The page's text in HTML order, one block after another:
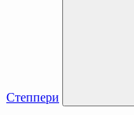
Степпери